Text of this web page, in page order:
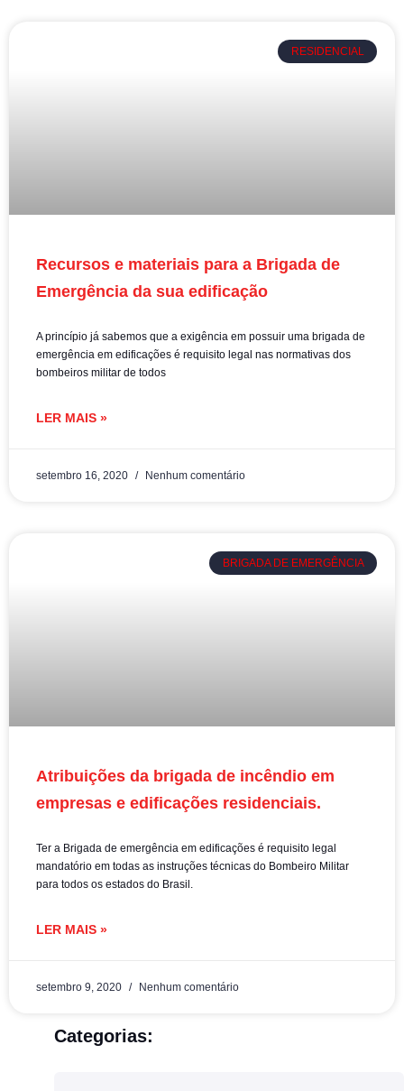
RESIDENCIAL
Recursos e materiais para a Brigada de
Emergência da sua edificação
A princípio já sabemos que a exigência em possuir uma brigada de
emergência em edificações é requisito legal nas normativas dos
bombeiros militar de todos
LER MAIS »
setembro 16, 2020 Nenhum comentário
BRIGADA DE EMERGÊNCIA
Atribuições da brigada de incêndio em
empresas e edificações residenciais.
Ter a Brigada de emergência em edificações é requisito legal
mandatório em todas as instruções técnicas do Bombeiro Militar
para todos os estados do Brasil.
LER MAIS »
setembro 9, 2020 Nenhum comentário
Categorias: